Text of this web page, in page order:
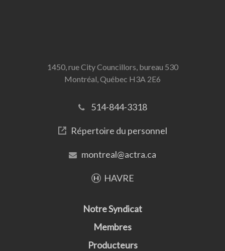
1450, rue City Councillors, bureau 530
Montréal, Québec H3A 2E6
514-844-3318
Répertoire du personnel
montreal@actra.ca
HAVRE
Notre Syndicat
Membres
Producteurs